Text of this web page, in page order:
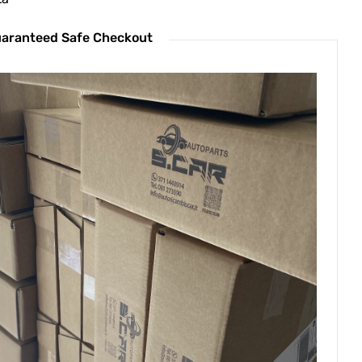
Safe Checkout